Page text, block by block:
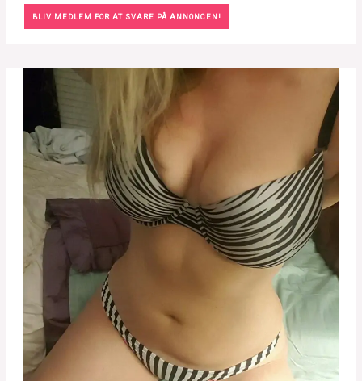
BLIV MEDLEM FOR AT SVARE PÅ ANNONCEN!